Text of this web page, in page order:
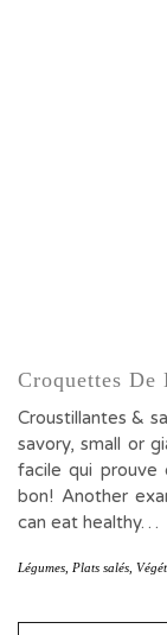
Croquettes De
Croustillantes &
savory, small or
facile qui prouve
bon! Another
can eat healthy…
Légumes Plats salés